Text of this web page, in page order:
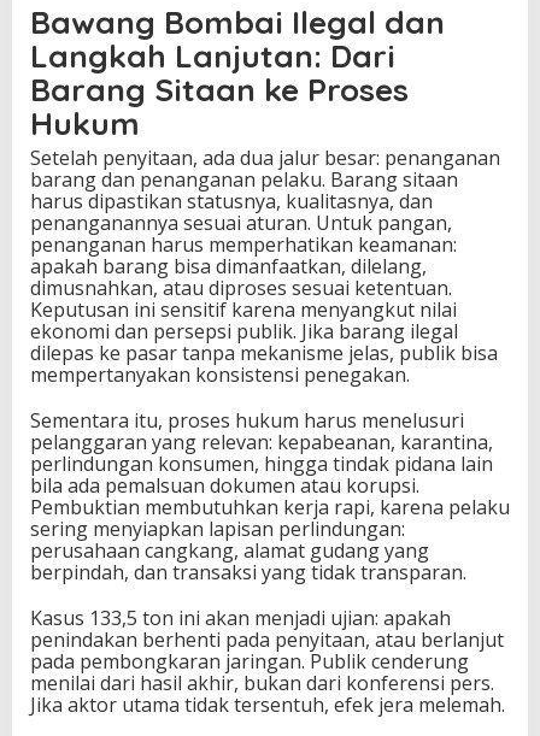
Bawang Bombai Ilegal dan
Langkah Lanjutan: Dari
Barang Sitaan ke Proses
Hukum
Setelah penyitaan, ada dua jalur besar: penanganan
barang dan penanganan pelaku. Barang sitaan
harus dipastikan statusnya, kualitasnya, dan
penanganannya sesuai aturan. Untuk pangan,
penanganan harus memperhatikan keamanan:
apakah barang bisa dimanfaatkan, dilelang,
dimusnahkan, atau diproses sesuai ketentuan.
Keputusan ini sensitif karena menyangkut nilai
ekonomi dan persepsi publik. Jika barang ilegal
dilepas ke pasar tanpa mekanisme jelas, publik bisa
mempertanyakan konsistensi penegakan.
Sementara itu, proses hukum harus menelusuri
pelanggaran yang relevan: kepabeanan, karantina,
perlindungan konsumen, hingga tindak pidana lain
bila ada pemalsuan dokumen atau korupsi.
Pembuktian membutuhkan kerja rapi, karena pelaku
sering menyiapkan lapisan perlindungan:
perusahaan cangkang, alamat gudang yang
berpindah, dan transaksi yang tidak transparan.
Kasus 133,5 ton ini akan menjadi ujian: apakah
penindakan berhenti pada penyitaan, atau berlanjut
pada pembongkaran jaringan. Publik cenderung
menilai dari hasil akhir, bukan dari konferensi pers.
Jika aktor utama tidak tersentuh, efek jera melemah.